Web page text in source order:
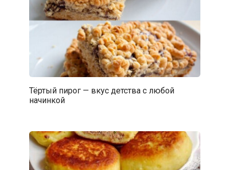
Тёртый пирог — вкус детства с любой
начинкой